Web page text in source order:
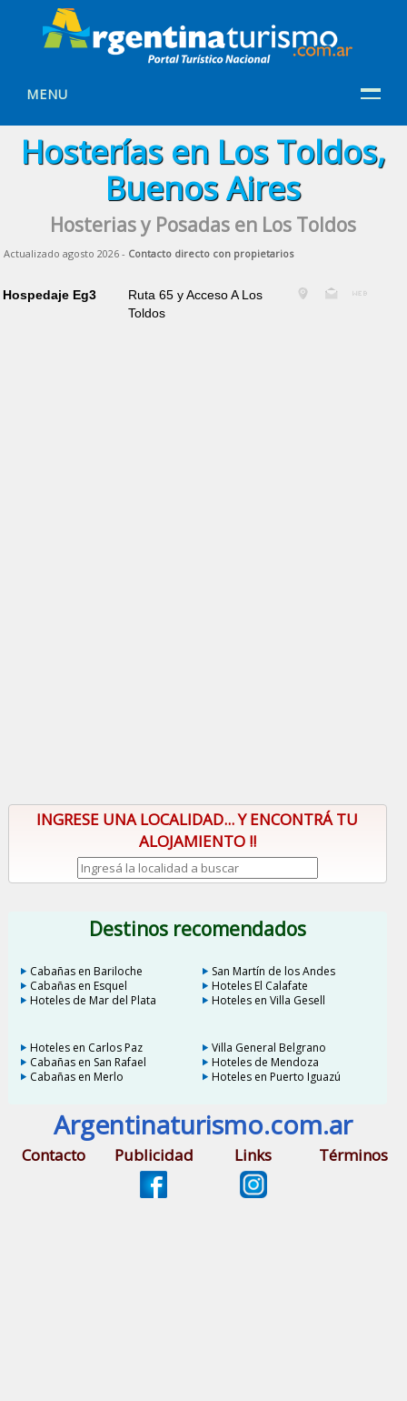
MENU
Hosterías en Los Toldos,
Buenos Aires
Hosterias y Posadas en Los Toldos
Actualizado agosto 2026 - Contacto directo con propietarios
Hospedaje Eg3
Ruta 65 y Acceso A Los
Toldos
INGRESE UNA LOCALIDAD... Y ENCONTRÁ TU
ALOJAMIENTO !!
Destinos recomendados
Cabañas en Bariloche
San Martín de los Andes
Cabañas en Esquel
Hoteles El Calafate
Hoteles de Mar del Plata
Hoteles en Villa Gesell
Hoteles en Carlos Paz
Villa General Belgrano
Cabañas en San Rafael
Hoteles de Mendoza
Cabañas en Merlo
Hoteles en Puerto Iguazú
Argentinaturismo.com.ar
Contacto Publicidad Links Términos